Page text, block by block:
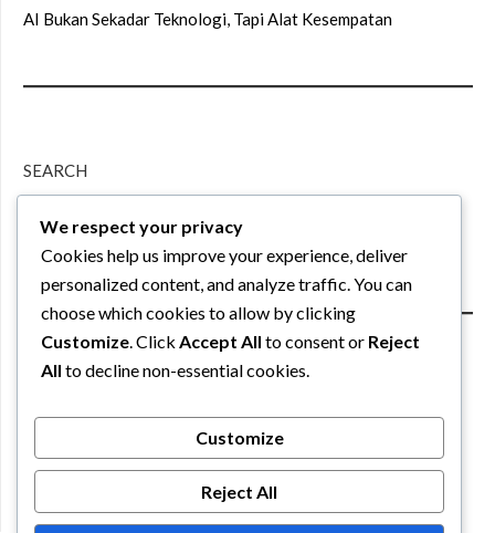
AI Bukan Sekadar Teknologi, Tapi Alat Kesempatan
SEARCH
We respect your privacy
Cookies help us improve your experience, deliver
personalized content, and analyze traffic. You can
choose which cookies to allow by clicking
Customize . Click Accept All to consent or Reject
All to decline non-essential cookies.
Customize
Reject All